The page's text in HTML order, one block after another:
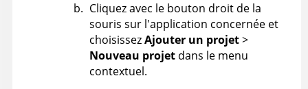
Cliquez avec le bouton droit de la
souris sur l'application concernée et
choisissezAjouter un projet>
Nouveau projet dans le menu
contextuel.